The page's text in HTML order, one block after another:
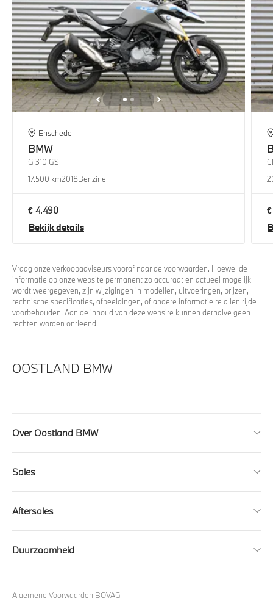
Enschede
BMW
G 310 GS
17.500 km2018Benzine
€ 4.490
Bekijk details
Vraag onze verkoopadviseurs vooraf naar de voorwaarden. Hoewel de
informatie op onze website permanent zo accuraat en actueel mogelijk
wordt weergegeven, zijn wijzigingen in modellen, uitvoeringen, prijzen,
technische specificaties, afbeeldingen, of andere informatie te allen tijde
voorbehouden. Aan de inhoud van deze website kunnen derhalve geen
rechten worden ontleend.
OOSTLAND BMW
Over Oostland BMW
Sales
Aftersales
Duurzaamheid
Algemene Voorwaarden BOVAG